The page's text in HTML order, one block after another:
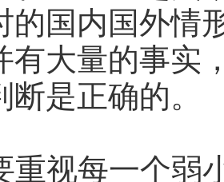
的国内国外情
有大量的事实
断是正确的。
视每一个弱